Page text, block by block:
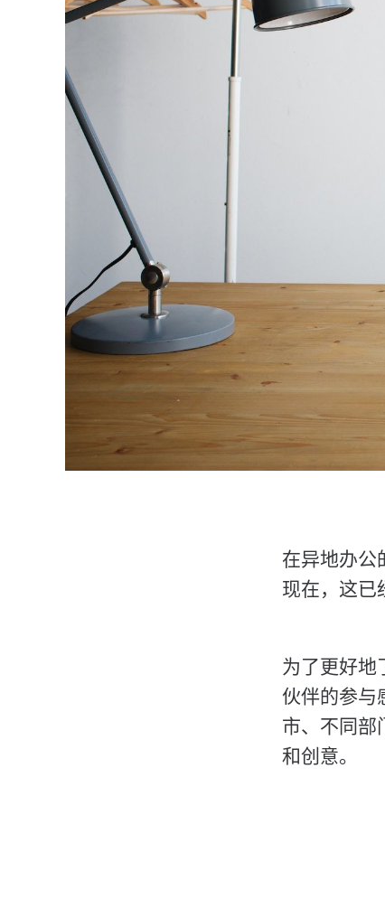
在异地办公
现在，这已
为了更好地
伙伴的参与
市、不同部
和创意。